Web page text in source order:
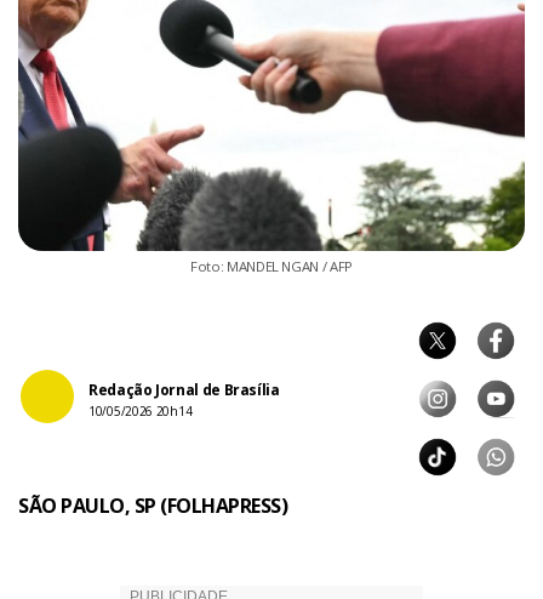
Foto: MANDEL NGAN / AFP
Redação Jornal de Brasília
10/05/2026 20h14
SÃO PAULO, SP (FOLHAPRESS)